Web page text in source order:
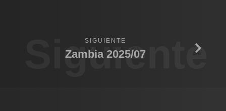
Siguiente
SIGUIENTE
Zambia 2025/07